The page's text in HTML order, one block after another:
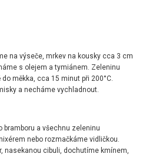
na výseče, mrkev na kousky cca 3 cm
s olejem a tymiánem. Zeleninu
měkka, cca 15 minut při 200°C.
a necháme vychladnout.
bramboru a všechnu zeleninu
nebo rozmačkáme vidličkou.
nasekanou cibuli, dochutíme kmínem,